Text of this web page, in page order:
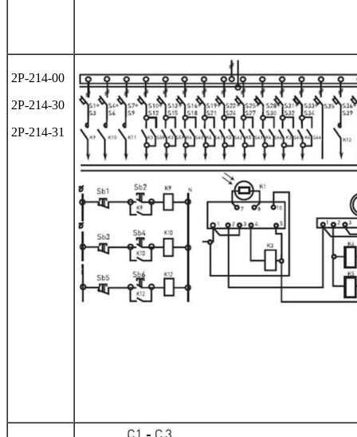
2Р-214-00
2Р-214-30
2Р-214-31